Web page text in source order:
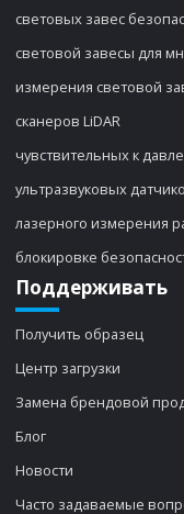
световых завес
световой завесы для
измерения световой
сканеров LiDAR
чувствительных к
ультразвуковых
лазерного измерения
блокировке
Поддерживать
Получить образец
Центр загрузки
Замена брендовой
Блог
Новости
Часто задаваемые